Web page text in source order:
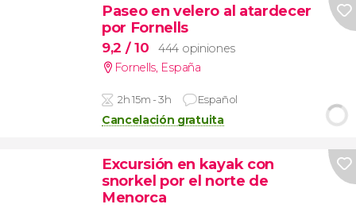
Paseo en velero al atardecer
por Fornells
9,2 / 10
444 opiniones
Fornells, España
2h 15m - 3h Español
Cancelación gratuita
Excursión en kayak con
snorkel por el norte de
Menorca